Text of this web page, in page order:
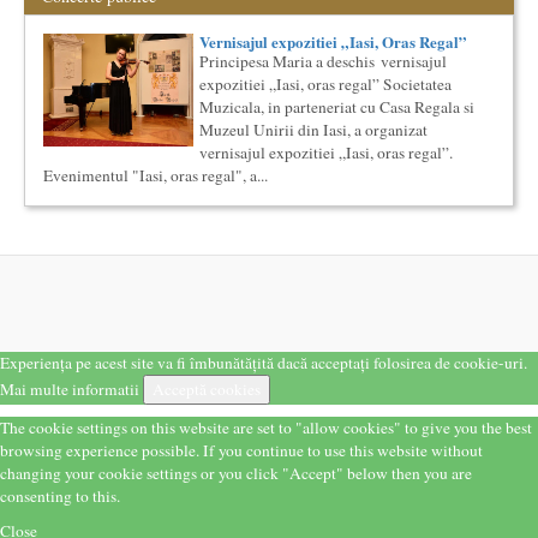
Univ...
The Fever
By Wallace Shawn, with Simona Maicanescu
The Fever de Wallace Shawn, one-woman show cu Simona
Maicanescu, in engleza, supratitrat in romana; Spectacolul de
inchidere ...
Precizari legate de formatul de predare a cursurilor de
Cultura universala
Am primit multe intrebari legate de felul in care se desfasoara
aceste cursuri de Cultura Universala - multi si le imagineaza...
Catalogul spatiilor in care se pot desfasura evenimente
culturale
Proiect lansat de catre Societatea Muzicala, conceput initial
pentru catalogarea spatiilor (interioare) din Bucuresti in care...
Ziua Internationala a Subtitrarii
Editia I
Ziua Internationala a Subtitrarii - Editia I Universitatea din
Bucuresti, Sala James Joyce [sala MTTLC] Str. Pitar Mos nr. ...
Vernisajul expozitiei „Iasi, Oras Regal”
Principesa Maria a deschis vernisajul
expozitiei „Iasi, oras regal” Societatea
Muzicala, in parteneriat cu Casa Regala si
Muzeul Unirii din Iasi, a organizat
vernisajul expozitiei „Iasi, oras regal”.
Evenimentul "Iasi, oras regal", a...
Experiența pe acest site va fi îmbunătățită dacă acceptați folosirea de cookie-uri.
Mai multe informatii
The cookie settings on this website are set to "allow cookies" to give you the best
browsing experience possible. If you continue to use this website without
changing your cookie settings or you click "Accept" below then you are
consenting to this.
Close